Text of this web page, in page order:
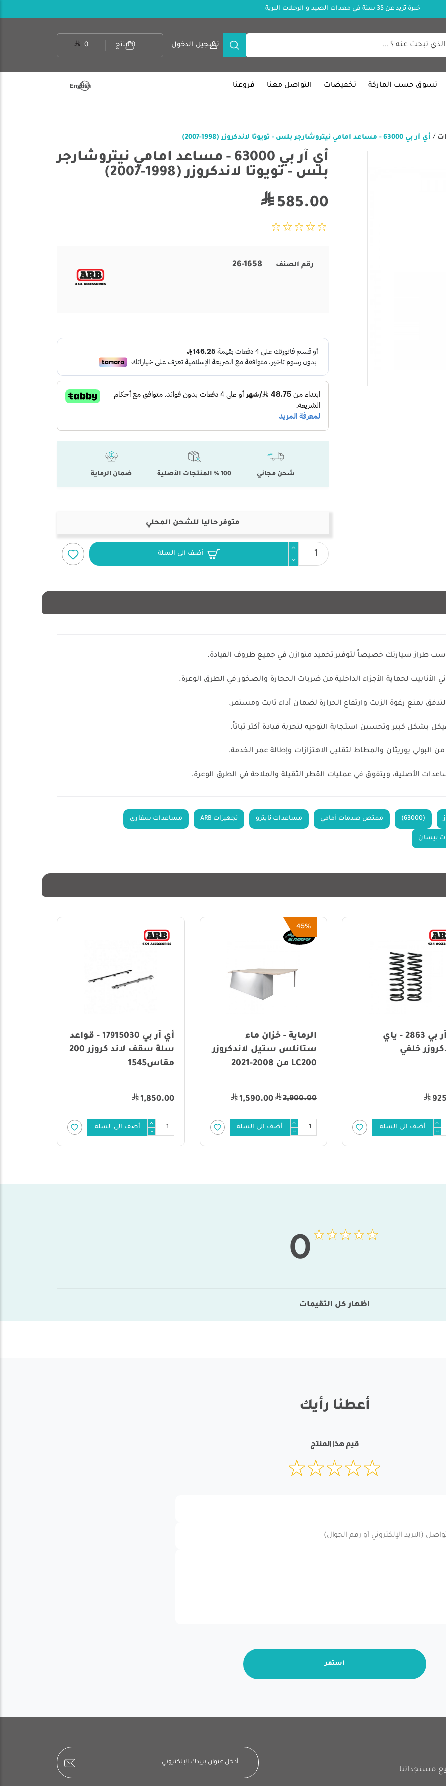
خبرة تزيد عن 35 سنة في معدات الصيد و الرحلات البرية
تسجيل الدخول 0 منتج 0
تسوق حسب الماركة تخفيضات التواصل معنا فروعنا English
/ أي آر بي 63000 - مساعد امامي نيتروشارجر بلس - تويوتا لاندكروزر (1998-2007)
أي آر بي 63000 - مساعد امامي نيتروشارجر
بلس - تويوتا لاندكروزر (1998-2007)
585.00
رقم الصنف 26-1658
شحن مجاني 100 % المنتجات الأصلية ضمان الرماية
متوفر حاليا للشحن المحلي
أضف الى السلة
طراز سيارتك خصيصاً لتوفير تخميد متوازن في جميع ظروف القيادة.
الأنابيب لحماية الأجزاء الداخلية من ضربات الحجارة والصخور في الطرق الوعرة.
يمنع رغوة الزيت وارتفاع الحرارة لضمان أداء ثابت ومستمر.
بشكل كبير وتحسين استجابة التوجيه لتجربة قيادة أكثر ثباتاً.
يوريثان والمطاط لتقليل الاهتزازات وإطالة عمر الخدمة.
الأصلية، ويتفوق في عمليات القطر الثقيلة والملاحة في الطرق الوعرة.
(63000) ممتص صدمات أمامي مساعدات نايترو تجهيزات ARB مساعدات سفاري
نيسان
أي آر بي 2863 - ياي
خلفي
أضف الى السلة
45%
الرماية - خزان ماء
ستانلس ستيل لاندكروزر
LC200 من 2008-2021
2,900.00
1,590.00
أضف الى السلة
أي آر بي 17915030 - قواعد
سلة سقف لاند كروزر 200
مقاس1545
1,850.00
أضف الى السلة
0
اظهار كل التقيمات
أعطنا رأيك
قيم هذا المنتج
استمر